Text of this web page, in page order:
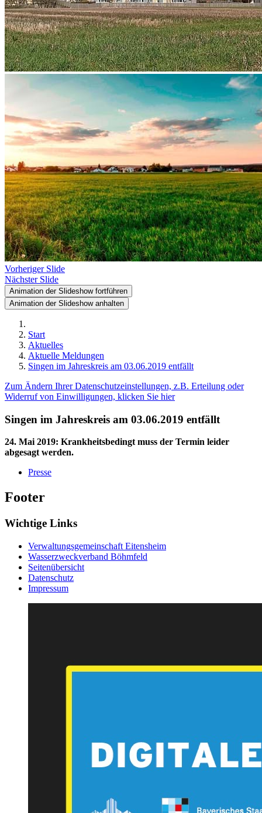
Vorheriger Slide
Nächster Slide
Animation der Slideshow fortführen
Animation der Slideshow anhalten
Start
Aktuelles
Aktuelle Meldungen
Singen im Jahreskreis am 03.06.2019 entfällt
Zum Ändern Ihrer Datenschutzeinstellungen, z.B. Erteilung oder
Widerruf von Einwilligungen, klicken Sie hier
Singen im Jahreskreis am 03.06.2019 entfällt
24. Mai 2019: Krankheitsbedingt muss der Termin leider
abgesagt werden.
Presse
Footer
Wichtige Links
Verwaltungsgemeinschaft Eitensheim
Wasserzweckverband Böhmfeld
Seitenübersicht
Datenschutz
Impressum